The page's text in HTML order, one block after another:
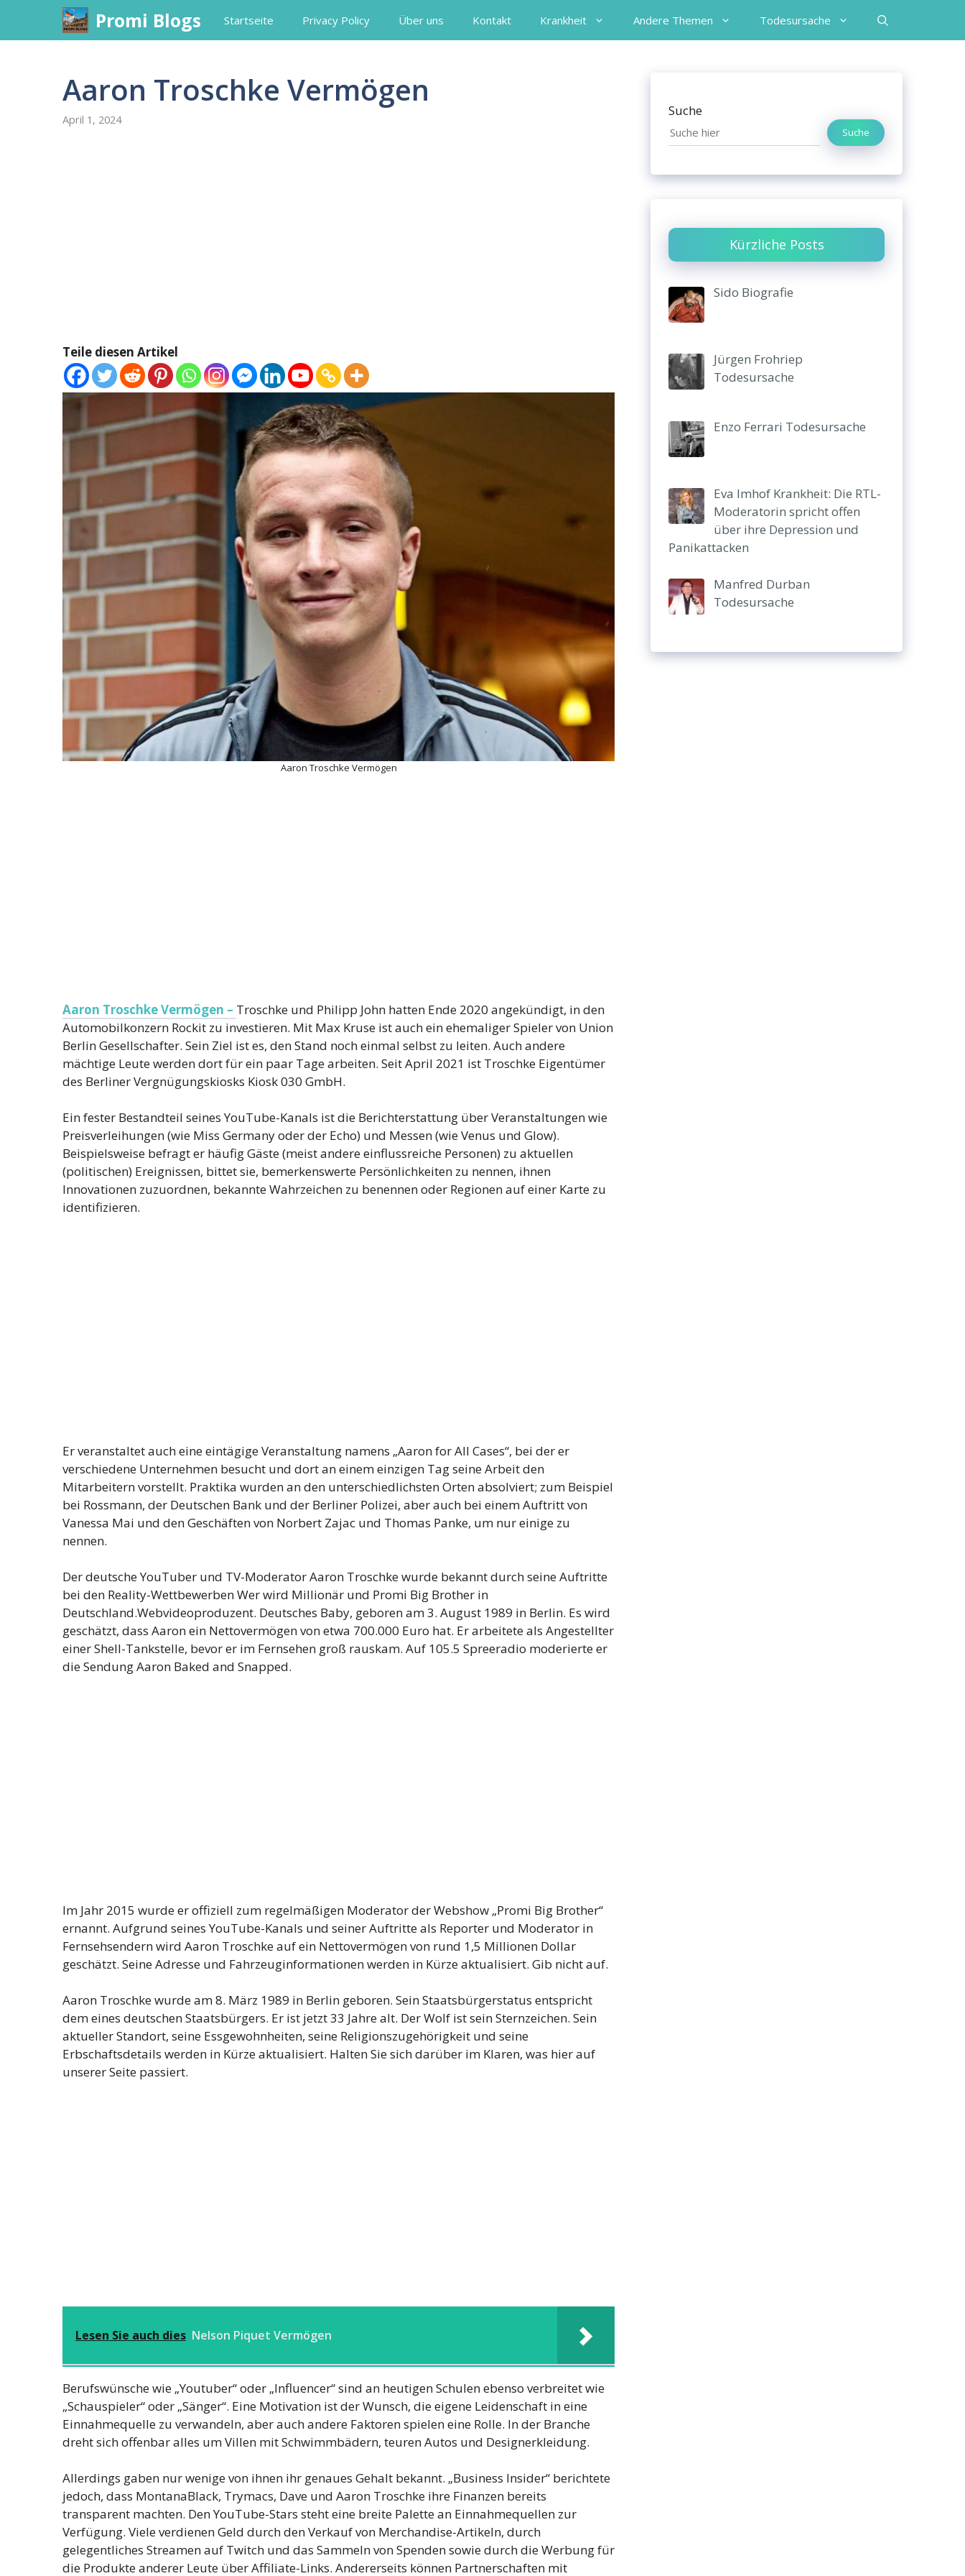
content
Promi Blogs Startseite Privacy Policy Über uns Kontakt Krankheit Andere Themen Todesursache
Aaron Troschke Vermögen
April 1, 2024
Teile diesen Artikel
Aaron Troschke Vermögen
Aaron Troschke Vermögen – Troschke und Philipp John hatten Ende 2020 angekündigt, in den
Automobilkonzern Rockit zu investieren. Mit Max Kruse ist auch ein ehemaliger Spieler von Union
Berlin Gesellschafter. Sein Ziel ist es, den Stand noch einmal selbst zu leiten. Auch andere
mächtige Leute werden dort für ein paar Tage arbeiten. Seit April 2021 ist Troschke Eigentümer
des Berliner Vergnügungskiosks Kiosk 030 GmbH.
Ein fester Bestandteil seines YouTube-Kanals ist die Berichterstattung über Veranstaltungen wie
Preisverleihungen (wie Miss Germany oder der Echo) und Messen (wie Venus und Glow).
Beispielsweise befragt er häufig Gäste (meist andere einflussreiche Personen) zu aktuellen
(politischen) Ereignissen, bittet sie, bemerkenswerte Persönlichkeiten zu nennen, ihnen
Innovationen zuzuordnen, bekannte Wahrzeichen zu benennen oder Regionen auf einer Karte zu
identifizieren.
Er veranstaltet auch eine eintägige Veranstaltung namens „Aaron for All Cases“, bei der er
verschiedene Unternehmen besucht und dort an einem einzigen Tag seine Arbeit den
Mitarbeitern vorstellt. Praktika wurden an den unterschiedlichsten Orten absolviert; zum Beispiel
bei Rossmann, der Deutschen Bank und der Berliner Polizei, aber auch bei einem Auftritt von
Vanessa Mai und den Geschäften von Norbert Zajac und Thomas Panke, um nur einige zu
nennen.
Der deutsche YouTuber und TV-Moderator Aaron Troschke wurde bekannt durch seine Auftritte
bei den Reality-Wettbewerben Wer wird Millionär und Promi Big Brother in
Deutschland.Webvideoproduzent. Deutsches Baby, geboren am 3. August 1989 in Berlin. Es wird
geschätzt, dass Aaron ein Nettovermögen von etwa 700.000 Euro hat. Er arbeitete als Angestellter
einer Shell-Tankstelle, bevor er im Fernsehen groß rauskam. Auf 105.5 Spreeradio moderierte er
die Sendung Aaron Baked and Snapped.
Im Jahr 2015 wurde er offiziell zum regelmäßigen Moderator der Webshow „Promi Big Brother“
ernannt. Aufgrund seines YouTube-Kanals und seiner Auftritte als Reporter und Moderator in
Fernsehsendern wird Aaron Troschke auf ein Nettovermögen von rund 1,5 Millionen Dollar
geschätzt. Seine Adresse und Fahrzeuginformationen werden in Kürze aktualisiert. Gib nicht auf.
Aaron Troschke wurde am 8. März 1989 in Berlin geboren. Sein Staatsbürgerstatus entspricht
dem eines deutschen Staatsbürgers. Er ist jetzt 33 Jahre alt. Der Wolf ist sein Sternzeichen. Sein
aktueller Standort, seine Essgewohnheiten, seine Religionszugehörigkeit und seine
Erbschaftsdetails werden in Kürze aktualisiert. Halten Sie sich darüber im Klaren, was hier auf
unserer Seite passiert.
Lesen Sie auch dies Nelson Piquet Vermögen
Berufswünsche wie „Youtuber“ oder „Influencer“ sind an heutigen Schulen ebenso verbreitet wie
„Schauspieler“ oder „Sänger“. Eine Motivation ist der Wunsch, die eigene Leidenschaft in eine
Einnahmequelle zu verwandeln, aber auch andere Faktoren spielen eine Rolle. In der Branche
dreht sich offenbar alles um Villen mit Schwimmbädern, teuren Autos und Designerkleidung.
Allerdings gaben nur wenige von ihnen ihr genaues Gehalt bekannt. „Business Insider“ berichtete
jedoch, dass MontanaBlack, Trymacs, Dave und Aaron Troschke ihre Finanzen bereits
transparent machten. Den YouTube-Stars steht eine breite Palette an Einnahmequellen zur
Verfügung. Viele verdienen Geld durch den Verkauf von Merchandise-Artikeln, durch
gelegentliches Streamen auf Twitch und das Sammeln von Spenden sowie durch die Werbung für
die Produkte anderer Leute über Affiliate-Links. Andererseits können Partnerschaften mit
Suche
Suche
Kürzliche Posts
Sido Biografie
Jürgen Frohriep
Todesursache
Enzo Ferrari Todesursache
Eva Imhof Krankheit: Die RTL-
Moderatorin spricht offen
über ihre Depression und
Panikattacken
Manfred Durban
Todesursache